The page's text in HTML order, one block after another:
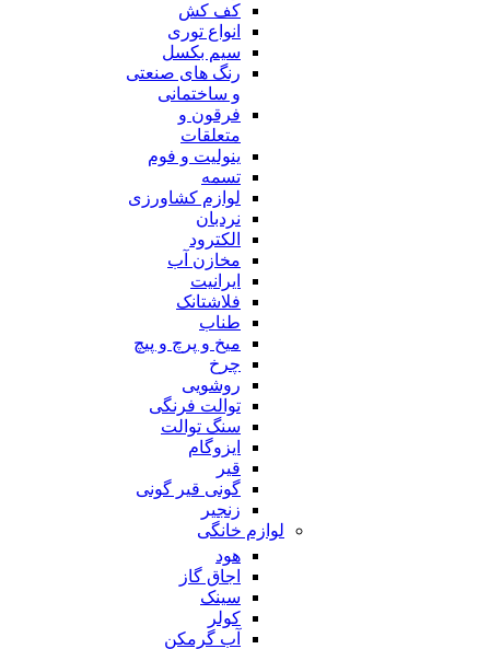
کف کش
انواع توری
سیم بکسل
رنگ های صنعتی
و ساختمانی
فرقون و
متعلقات
ینولیت و فوم
تسمه
لوازم کشاورزی
نردبان
الکترود
مخازن آب
ایرانیت
فلاشتانک
طناب
میخ و پرچ و پیچ
چرخ
روشویی
توالت فرنگی
سنگ توالت
ایزوگام
قیر
گونی قیر گونی
زنجیر
لوازم خانگی
هود
اجاق گاز
سینک
کولر
آب گرمکن